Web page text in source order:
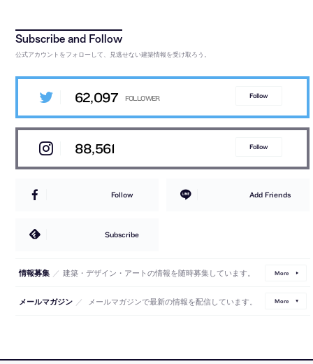
公式アカウントをフォローして、見逃せない建築情報を受け取ろう。
62,097 Follow
88,561 Follow
Follow Add Friends
Subscribe
情報募集 ／ 建築・デザイン・アートの情報を随時募集しています。 More
メールマガジン ／ メールマガジンで最新の情報を配信しています。 More